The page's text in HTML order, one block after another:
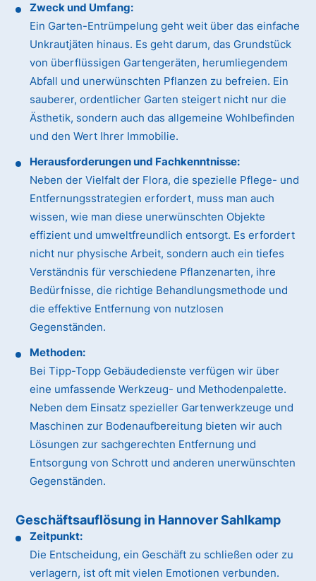
Zweck und Umfang:
Ein Garten-Entrümpelung geht weit über das einfache
Unkrautjäten hinaus. Es geht darum, das Grundstück
von überflüssigen Gartengeräten, herumliegendem
Abfall und unerwünschten Pflanzen zu befreien. Ein
sauberer, ordentlicher Garten steigert nicht nur die
Ästhetik, sondern auch das allgemeine Wohlbefinden
und den Wert Ihrer Immobilie.
Herausforderungen und Fachkenntnisse:
Neben der Vielfalt der Flora, die spezielle Pflege- und
Entfernungsstrategien erfordert, muss man auch
wissen, wie man diese unerwünschten Objekte
effizient und umweltfreundlich entsorgt. Es erfordert
nicht nur physische Arbeit, sondern auch ein tiefes
Verständnis für verschiedene Pflanzenarten, ihre
Bedürfnisse, die richtige Behandlungsmethode und
die effektive Entfernung von nutzlosen
Gegenständen.
Methoden:
Bei Tipp-Topp Gebäudedienste verfügen wir über
eine umfassende Werkzeug- und Methodenpalette.
Neben dem Einsatz spezieller Gartenwerkzeuge und
Maschinen zur Bodenaufbereitung bieten wir auch
Lösungen zur sachgerechten Entfernung und
Entsorgung von Schrott und anderen unerwünschten
Gegenständen.
Geschäftsauflösung in Hannover Sahlkamp
Zeitpunkt:
Die Entscheidung, ein Geschäft zu schließen oder zu
verlagern, ist oft mit vielen Emotionen verbunden.